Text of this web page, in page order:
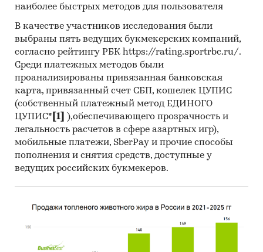
наиболее быстрых методов для пользователя
В качестве участников исследования были
выбраны пять ведущих букмекерских компаний,
согласно рейтингу РБК https://rating.sportrbc.ru/.
Среди платежных методов были
проанализированы привязанная банковская
карта, привязанный счет СБП, кошелек ЦУПИС
(собственный платежный метод ЕДИНОГО
ЦУПИС* [1]
),обеспечивающего прозрачность и
легальность расчетов в сфере азартных игр),
мобильные платежи, SberPay и прочие способы
пополнения и снятия средств, доступные у
ведущих российских букмекеров.